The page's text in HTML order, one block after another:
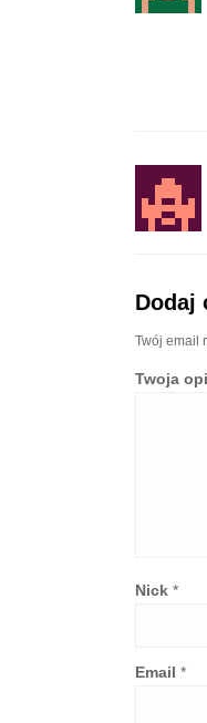
Dodaj
Twój email
Twoja
Nick *
Email *